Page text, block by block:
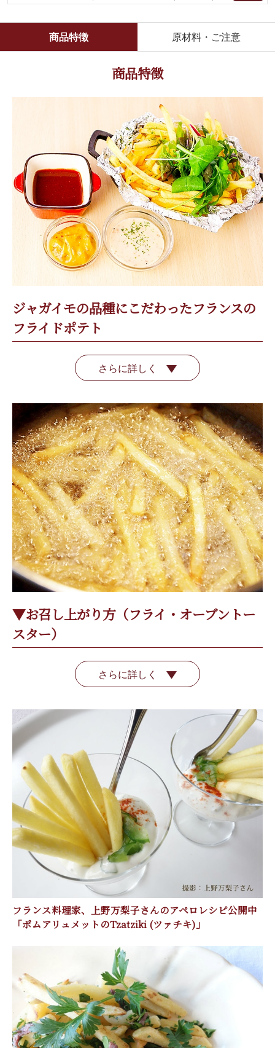
商品特徴 原材料・ご注意
商品特徴
ジャガイモの品種にこだわったフランスの
フライドポテト
さらに詳しく
▼お召し上がり方（フライ・オーブントー
スター）
さらに詳しく
フランス料理家、上野万梨子さんのアペロレシピ公開中
「ポムアリュメットのTzatziki (ツァチキ)」